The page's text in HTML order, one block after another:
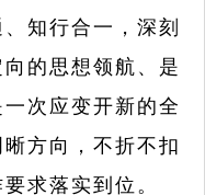
知行合一，深刻
的思想领航、是
次应变开新的全
方向，不折不扣
求落实到位。